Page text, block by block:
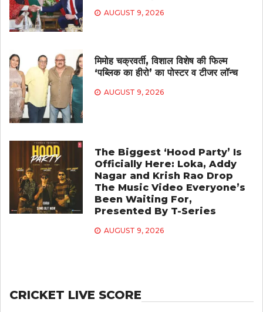
AUGUST 9, 2026
मिमोह चक्रवर्ती, विशाल विशेष की फिल्म
‘पब्लिक का हीरो’ का पोस्टर व टीजर लॉन्च
AUGUST 9, 2026
The Biggest ‘Hood Party’ Is
Officially Here: Loka, Addy
Nagar and Krish Rao Drop
The Music Video Everyone’s
Been Waiting For,
Presented By T-Series
AUGUST 9, 2026
CRICKET LIVE SCORE